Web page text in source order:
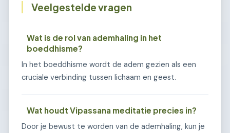
Veelgestelde vragen
Wat is de rol van ademhaling in het
boeddhisme?
In het boeddhisme wordt de adem gezien als een
cruciale verbinding tussen lichaam en geest.
Wat houdt Vipassana meditatie precies in?
Door je bewust te worden van de ademhaling, kun je